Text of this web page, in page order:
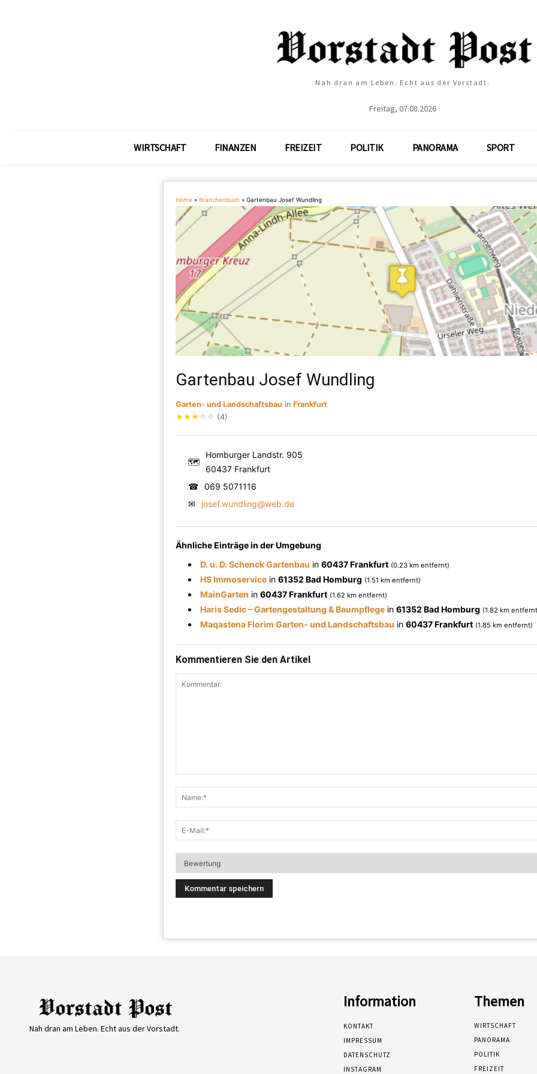
Nah dran am Leben. Echt aus der Vorstadt.
Freitag, 07.08.2026
WIRTSCHAFT FINANZEN FREIZEIT POLITIK PANORAMA SPORT
Home » Branchenbuch » Gartenbau Josef Wundling
Gartenbau Josef Wundling
Garten- und Landschaftsbau in Frankfurt
★★★ ☆ ☆ (4)
🗺
Homburger Landstr. 905
60437 Frankfurt
☎ 069 5071116
✉
josef.wundling@web.de
Ähnliche Einträge in der Umgebung
D. u. D. Schenck Gartenbau in 60437 Frankfurt (0.23 km entfernt)
HS Immoservice in 61352 Bad Homburg (1.51 km entfernt)
MainGarten in 60437 Frankfurt (1.62 km entfernt)
Haris Sedic – Gartengestaltung & Baumpflege in 61352 Bad Homburg (1.82 km
Maqastena Florim Garten- und Landschaftsbau in 60437 Frankfurt (1.85 km entfernt)
Kommentieren Sie den Artikel
Nah dran am Leben. Echt aus der Vorstadt.
Information
KONTAKT
IMPRESSUM
DATENSCHUTZ
INSTAGRAM
Themen
WIRTSCHAFT
PANORAMA
POLITIK
FREIZEIT